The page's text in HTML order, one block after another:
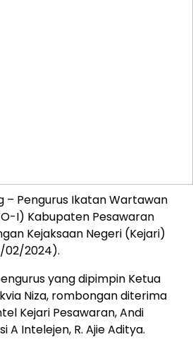
– Pengurus Ikatan Wartawan
I) Kabupaten Pesawaran
Kejaksaan Negeri (Kejari)
02/2024).
yang dipimpin Ketua
Niza, rombongan diterima
Kejari Pesawaran, Andi
A Intelejen, R. Ajie Aditya.